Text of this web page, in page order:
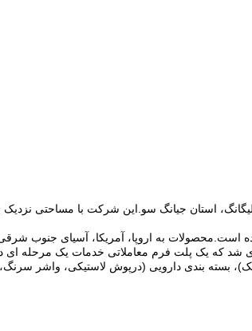
بسته بندی دارویی (درپوش لاستیکی، واشر